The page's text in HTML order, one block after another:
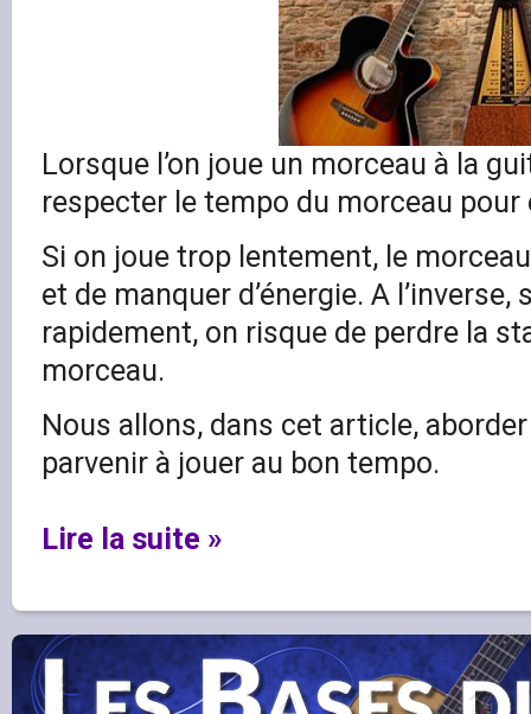
Lorsque l’on joue un morceau à la
respecter le tempo du morceau pour
Si on joue trop lentement, le
et de manquer d’énergie. A l’inverse,
rapidement, on risque de perdre la
morceau.
Nous allons, dans cet article,
parvenir à jouer au bon tempo.
Lire la suite »